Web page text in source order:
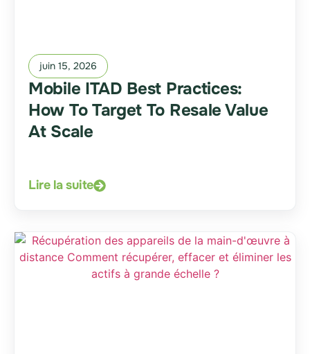
juin 15, 2026
Mobile ITAD Best Practices:
How To Target To Resale Value
At Scale
Lire la suite